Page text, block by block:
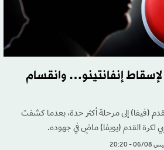
إنفانتينو… وانقسام
القدم (فيفا) إلى مرحلة أكثر حدة، بعدما كشفت
لكرة القدم (يويفا) ماضٍ في جهوده.
08 - 20:20